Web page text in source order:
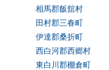
相馬郡飯舘村
田村郡三春町
伊達郡桑折町
西白河郡西郷村
東白川郡棚倉町